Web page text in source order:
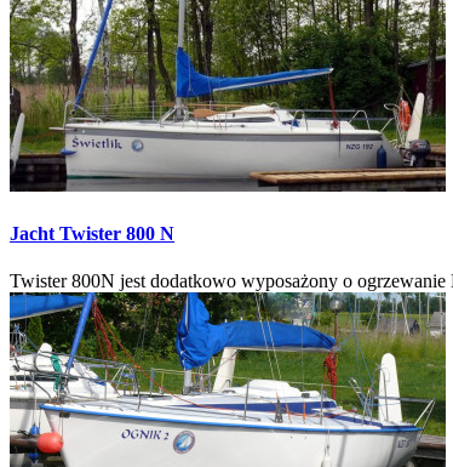
Jacht Twister 800 N
Twister 800N jest dodatkowo wyposażony o